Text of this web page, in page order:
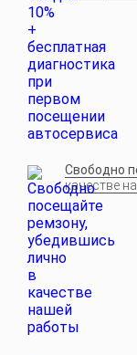
Свободно
качестве